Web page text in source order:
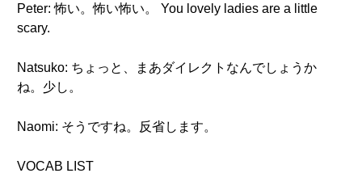
Peter: 怖い。怖い怖い。 You lovely ladies are a little
scary.
Natsuko: ちょっと、まあダイレクトなんでしょうか
ね。少し。
Naomi: そうですね。反省します。
VOCAB LIST